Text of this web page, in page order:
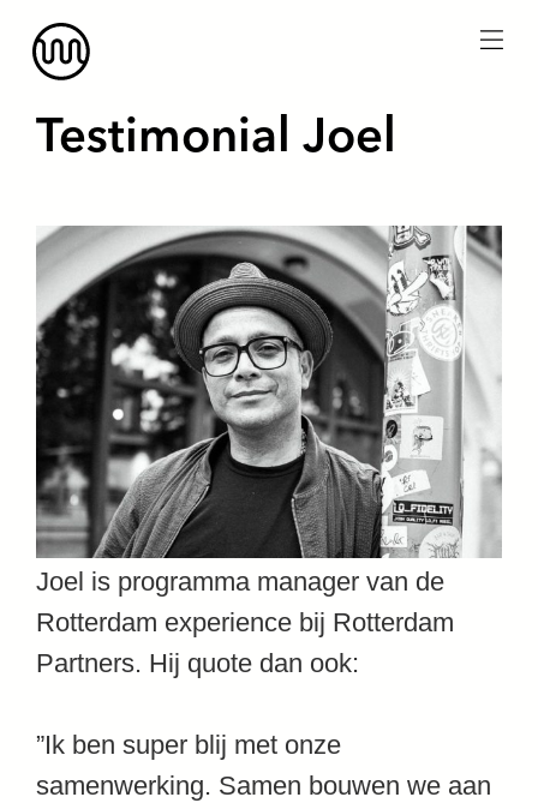
Testimonial Joel
Joel is programma manager van de
Rotterdam experience bij Rotterdam
Partners. Hij quote dan ook:
”Ik ben super blij met onze
samenwerking. Samen bouwen we aan